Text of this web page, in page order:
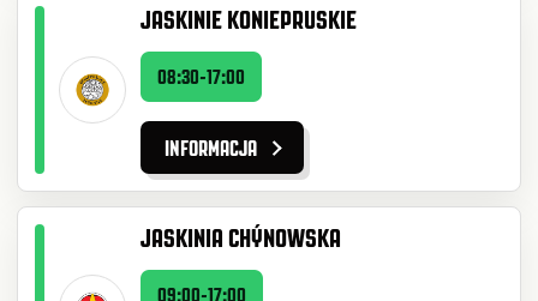
JASKINIE KONIEPRUSKIE
08:30-17:00
INFORMACJA
JASKINIA CHÝNOWSKA
09:00-17:00